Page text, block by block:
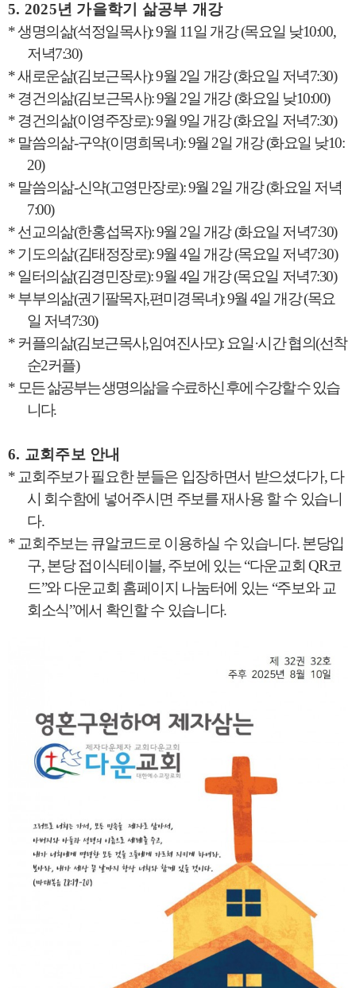
5. 2025년 가을학기 삶공부 개강
*생명의삶(석정일목사): 9월 11일 개강(목요일 낮10:00,
저녁7:30)
*새로운삶(김보근목사): 9월 2일 개강(화요일 저녁7:30)
*경건의삶(김보근목사): 9월 2일 개강(화요일 낮10:00)
*경건의삶(이영주장로): 9월 9일 개강(화요일 저녁7:30)
* 말씀의삶-구약(이명희목녀): 9월 2일 개강(화요일 낮10:
20)
* 말씀의삶-신약(고영만장로): 9월 2일 개강(화요일 저녁
7:00)
*선교의삶(한홍섭목자): 9월 2일 개강(화요일 저녁7:30)
*기도의삶(김태정장로): 9월4일 개강(목요일 저녁7:30)
*일터의삶(김경민장로): 9월 4일 개강(목요일 저녁7:30)
*부부의삶(권기팔목자,편미경목녀): 9월 4일 개강(목요
일 저녁7:30)
*커플의삶(김보근목사,임여진사모): 요일·시간 협의(선착
순2커플)
* 모든 삶공부는 생명의삶을 수료하신 후에 수강할 수 있습
니다.
6. 교회주보 안내
* 교회주보가 필요한 분들은 입장하면서 받으셨다가,다
시 회수함에 넣어주시면 주보를 재사용 할 수 있습니
다.
* 교회주보는 큐알코드로 이용하실 수 있습니다.본당입
구,본당 접이식테이블,주보에 있는“다운교회QR코
드”와 다운교회 홈페이지 나눔터에 있는 “주보와 교
회소식”에서 확인할 수 있습니다.